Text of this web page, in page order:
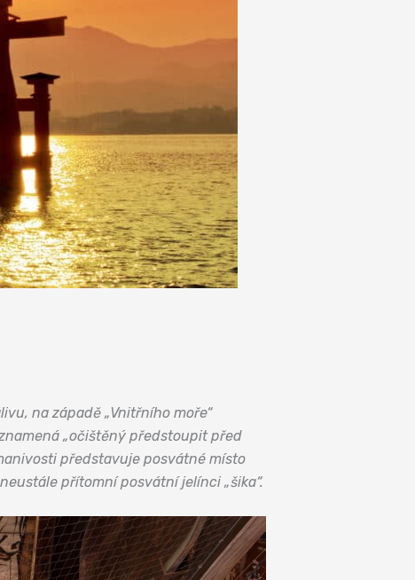
na západě „Vnitřního moře“
„očištěný předstoupit před
představuje posvátné místo
přítomní posvátní jelínci „šika“.